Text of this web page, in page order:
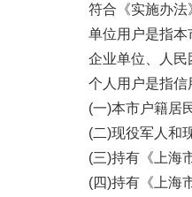
符合《实施办
单位用户是指
企业单位、人民
个人用户是指
(一)本市户籍居
(二)现役军人和
(三)持有《上海
(四)持有《上海